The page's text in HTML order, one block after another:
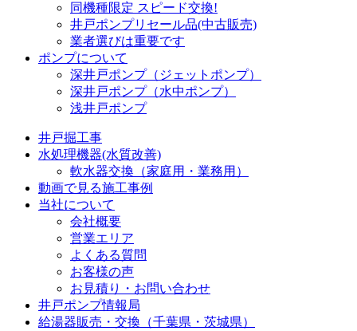
同機種限定 スピード交換!
井戸ポンプリセール品(中古販売)
業者選びは重要です
ポンプについて
深井戸ポンプ（ジェットポンプ）
深井戸ポンプ（水中ポンプ）
浅井戸ポンプ
井戸掘工事
水処理機器(水質改善)
軟水器交換（家庭用・業務用）
動画で見る施工事例
当社について
会社概要
営業エリア
よくある質問
お客様の声
お見積り・お問い合わせ
井戸ポンプ情報局
給湯器販売・交換（千葉県・茨城県）